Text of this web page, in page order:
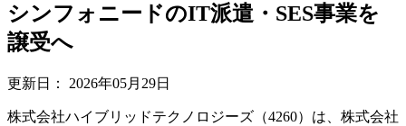
シンフォニードのIT派遣・SES事業を
譲受へ
更新日： 2026年05月29日
株式会社ハイブリッドテクノロジーズ（4260）は、株式会社